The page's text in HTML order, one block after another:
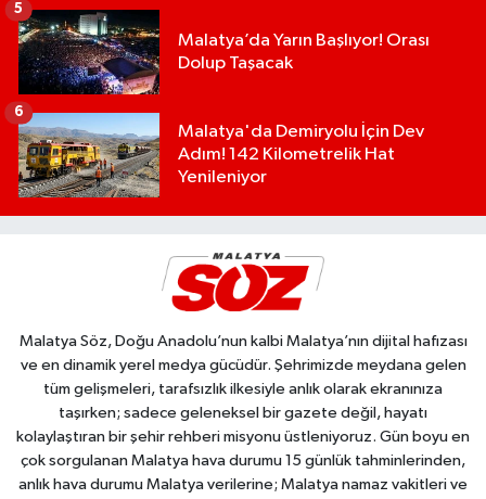
Malatya’da Yarın Başlıyor! Orası
Dolup Taşacak
5
Malatya'da Demiryolu İçin Dev
Adım! 142 Kilometrelik Hat
Yenileniyor
6
Malatya Söz, Doğu Anadolu’nun kalbi Malatya’nın dijital hafızası
ve en dinamik yerel medya gücüdür. Şehrimizde meydana gelen
tüm gelişmeleri, tarafsızlık ilkesiyle anlık olarak ekranınıza
taşırken; sadece geleneksel bir gazete değil, hayatı
kolaylaştıran bir şehir rehberi misyonu üstleniyoruz. Gün boyu en
çok sorgulanan Malatya hava durumu 15 günlük tahminlerinden,
anlık hava durumu Malatya verilerine; Malatya namaz vakitleri ve